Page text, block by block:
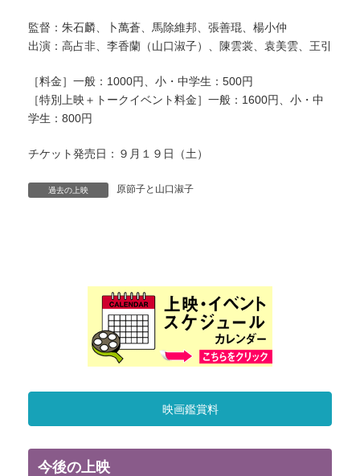
監督：朱石麟、卜萬蒼、馬除維邦、張善琨、楊小仲
出演：高占非、李香蘭（山口淑子）、陳雲裳、袁美雲、王引
［料金］一般：1000円、小・中学生：500円
［特別上映＋トークイベント料金］一般：1600円、小・中
学生：800円
チケット発売日：９月１９日（土）
過去の上映 原節子と山口淑子
映画鑑賞料
今後の上映